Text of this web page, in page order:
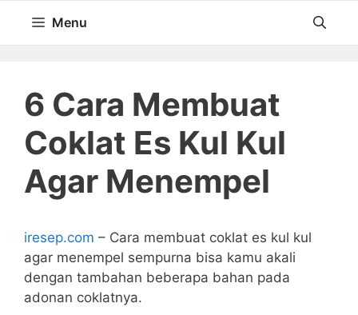
isi
Menu
6 Cara Membuat
Coklat Es Kul Kul
Agar Menempel
iresep.com – Cara membuat coklat es kul kul
agar menempel sempurna bisa kamu akali
dengan tambahan beberapa bahan pada
adonan coklatnya.